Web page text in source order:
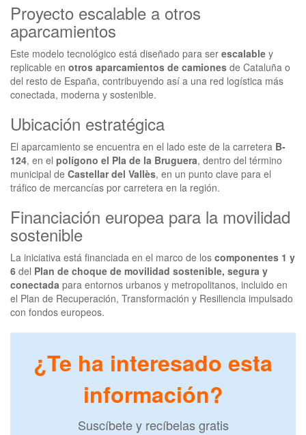
Proyecto escalable a otros
aparcamientos
Este modelo tecnológico está diseñado para ser escalable y
replicable en otros aparcamientos de camiones de Cataluña o
del resto de España, contribuyendo así a una red logística más
conectada, moderna y sostenible.
Ubicación estratégica
El aparcamiento se encuentra en el lado este de la carretera B-
124, en el polígono el Pla de la Bruguera, dentro del término
municipal de Castellar del Vallès, en un punto clave para el
tráfico de mercancías por carretera en la región.
Financiación europea para la movilidad
sostenible
La iniciativa está financiada en el marco de los componentes 1 y
6 del Plan de choque de movilidad sostenible, segura y
conectada para entornos urbanos y metropolitanos, incluido en
el Plan de Recuperación, Transformación y Resiliencia impulsado
con fondos europeos.
¿Te ha interesado esta
información?
Suscíbete y recíbelas gratis